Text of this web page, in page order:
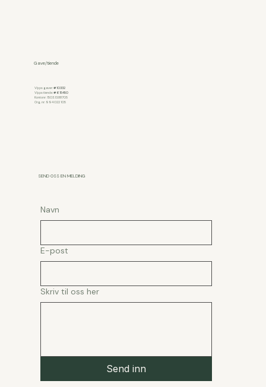
SEND OSS EN MELDING
Navn
E-post
Skriv til oss her
Send inn
Vipps gaver:#10332
Vipps tiende:#615450
Kontonr: 1503.13.88705
Org. nr: 994 022 105
Gave/tiende